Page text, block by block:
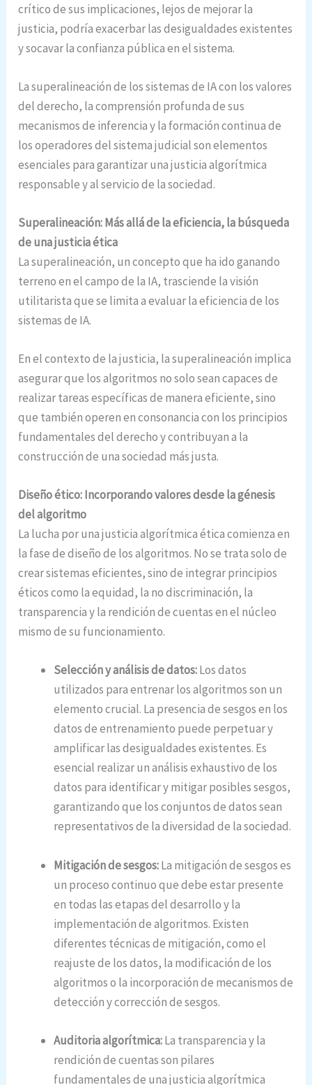
crítico de sus implicaciones, lejos de mejorar la
justicia, podría exacerbar las desigualdades existentes
y socavar la confianza pública en el sistema.
La superalineación de los sistemas de IA con los valores
del derecho, la comprensión profunda de sus
mecanismos de inferencia y la formación continua de
los operadores del sistema judicial son elementos
esenciales para garantizar una justicia algorítmica
responsable y al servicio de la sociedad.
Superalineación: Más allá de la eficiencia, la búsqueda
de una justicia ética
La superalineación, un concepto que ha ido ganando
terreno en el campo de la IA, trasciende la visión
utilitarista que se limita a evaluar la eficiencia de los
sistemas de IA.
En el contexto de la justicia, la superalineación implica
asegurar que los algoritmos no solo sean capaces de
realizar tareas específicas de manera eficiente, sino
que también operen en consonancia con los principios
fundamentales del derecho y contribuyan a la
construcción de una sociedad más justa.
Diseño ético: Incorporando valores desde la génesis
del algoritmo
La lucha por una justicia algorítmica ética comienza en
la fase de diseño de los algoritmos. No se trata solo de
crear sistemas eficientes, sino de integrar principios
éticos como la equidad, la no discriminación, la
transparencia y la rendición de cuentas en el núcleo
mismo de su funcionamiento.
Selección y análisis de datos:Los datos
utilizados para entrenar los algoritmos son un
elemento crucial. La presencia de sesgos en los
datos de entrenamiento puede perpetuar y
amplificar las desigualdades existentes. Es
esencial realizar un análisis exhaustivo de los
datos para identificar y mitigar posibles sesgos,
garantizando que los conjuntos de datos sean
representativos de la diversidad de la sociedad.
Mitigación de sesgos:La mitigación de sesgos es
un proceso continuo que debe estar presente
en todas las etapas del desarrollo y la
implementación de algoritmos. Existen
diferentes técnicas de mitigación, como el
reajuste de los datos, la modificación de los
algoritmos o la incorporación de mecanismos de
detección y corrección de sesgos.
Auditoria algorítmica:La transparencia y la
rendición de cuentas son pilares
fundamentales de una justicia algorítmica